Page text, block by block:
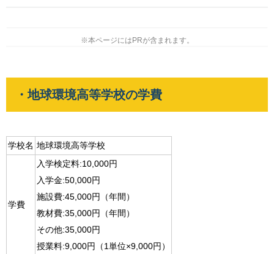
※本ページにはPRが含まれます。
・地球環境高等学校の学費
学校名 地球環境高等学校
学費
入学検定料:10,000円
入学金:50,000円
施設費:45,000円（年間）
教材費:35,000円（年間）
その他:35,000円
授業料:9,000円（1単位×9,000円）